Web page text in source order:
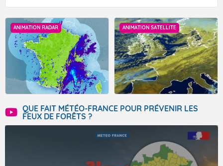
ANIMATION RADAR ANIMATION SATELLITE
QUE FAIT MÉTÉO-FRANCE POUR PRÉVENIR LES
FEUX DE FORÊTS ?